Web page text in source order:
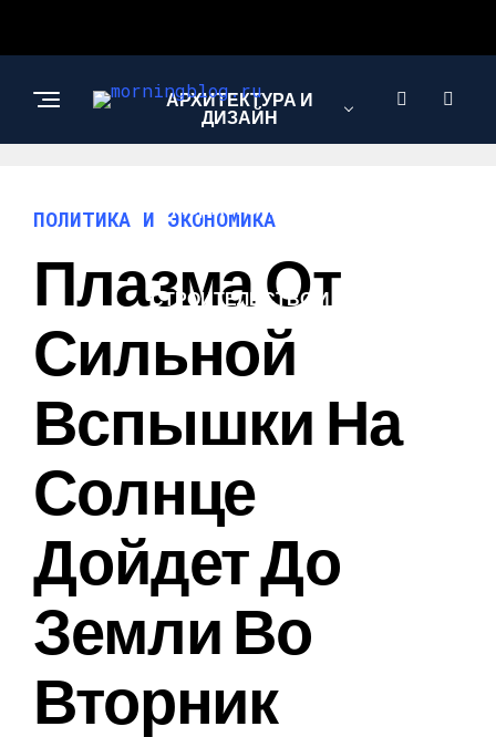
АРХИТЕКТУРА И
ДИЗАЙН
МОДА И СТИЛЬ
СТРОИТЕЛЬСТВО И
ПОЛИТИКА И ЭКОНОМИКА
Плазма От
Сильной
Вспышки На
Солнце
Дойдет До
Земли Во
Вторник